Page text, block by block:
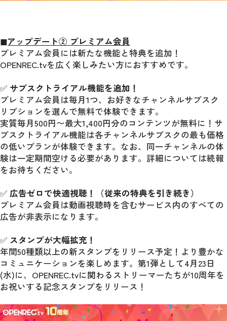
◼︎アップデート② プレミアム会員
プレミアム会員には新たな機能と特典を追加！
OPENREC.tvを広く楽しみたい方におすすめです。
✅ サブスクトライアル機能を追加！
プレミアム会員は毎月1つ、お好きなチャンネルサブスク
リプションを選んで無料で体験できます。
実質毎月500円〜最大1,400円分のコンテンツが無料に！サ
ブスクトライアル機能は各チャンネルサブスクの最も価格
の低いプランが体験できます。なお、同一チャンネルの体
験は一定期間空ける必要があります。詳細については続報
をお待ちください。
✅ 広告ゼロで快適視聴！（従来の特典を引き続き）
プレミアム会員は動画視聴時を含むサービス内のすべての
広告が非表示になります。
✅ スタンプが大幅拡充！
年間50種類以上の新スタンプをリリース予定！より豊かな
コミュニケーションを楽しめます。第1弾として4月23日
(水)に、OPENREC.tvに関わるストリーマーたちが10周年を
お祝いする記念スタンプをリリース！